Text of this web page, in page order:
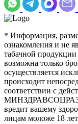
* Информация,
ознакомления и не
табачной продукции
возможна только
осуществляется
происходит
соответствии с
вредит вашему
лицам моложе 18